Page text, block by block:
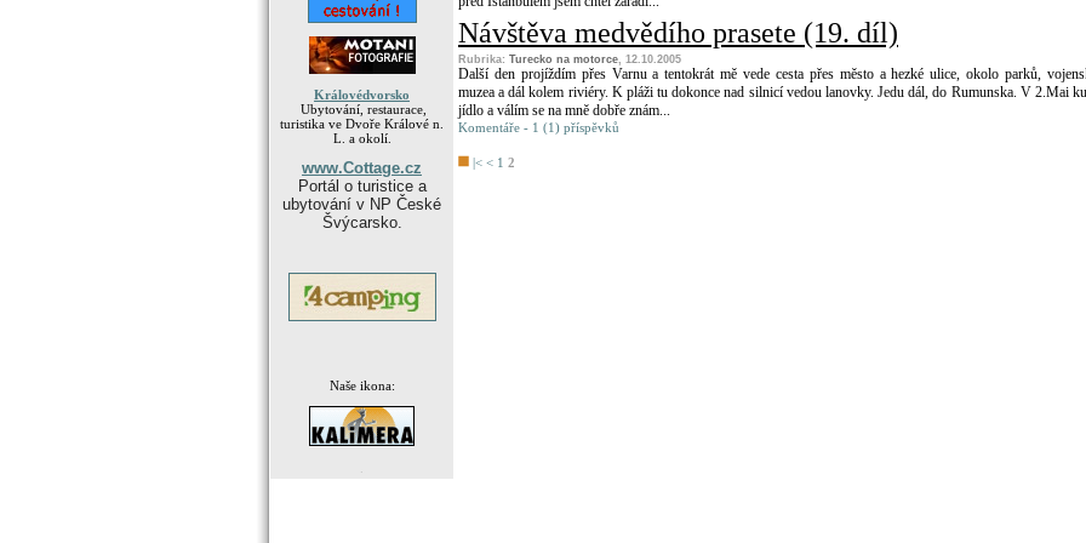
Královédvorsko
Ubytování, restaurace,
turistika ve Dvoře Králové n.
L. a okolí.
www.Cottage.cz
Portál o turistice a
ubytování v NP České
Švýcarsko.
Naše ikona:
Návštěva medvědího prasete (19. díl)
Rubrika: Turecko na motorce, 12.10.2005
Další den projíždím přes Varnu a tentokrát mě vede cesta přes město a hezké ulice, okolo parků,
muzea a dál kolem riviéry. K pláži tu dokonce nad silnicí vedou lanovky. Jedu dál, do Rumunska. V 2.Mai
jídlo a válím se na mně dobře znám...
Komentáře - 1 (1) příspěvků
|< < 1 2